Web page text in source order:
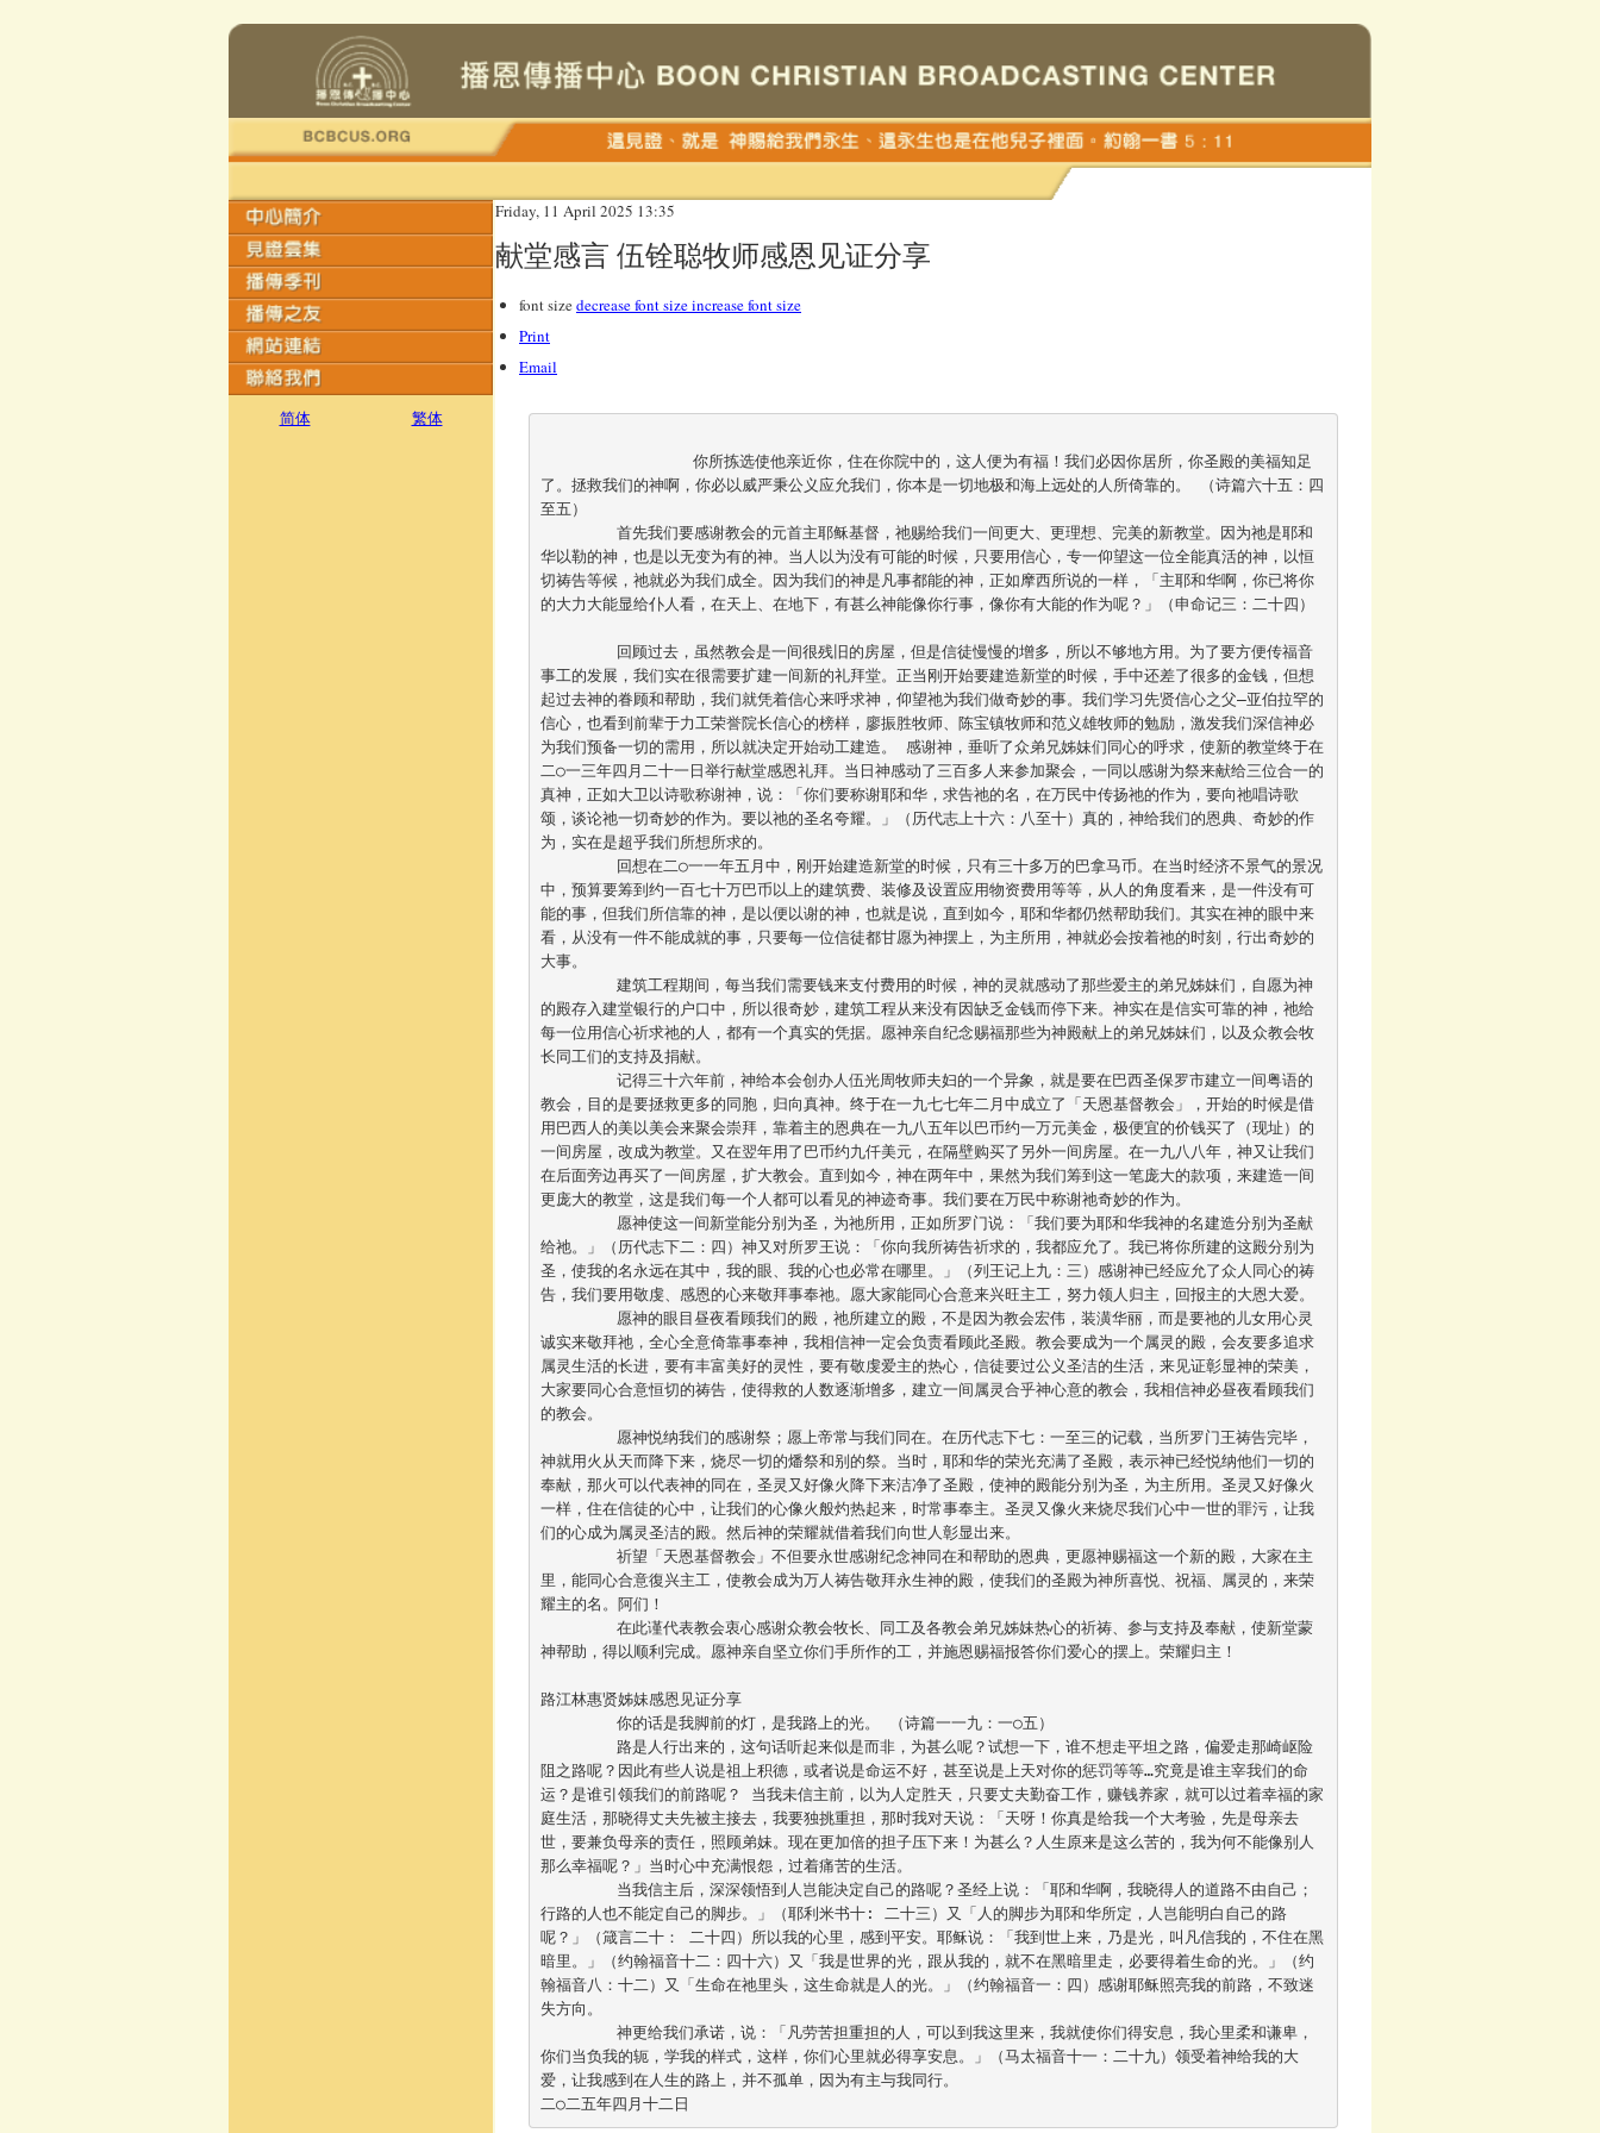
Friday, 11 April 2025 13:35
献堂感言 伍铨聪牧师感恩见证分享
font sizedecrease font sizeincrease font size
Print
Email
		你所拣选使他亲近你，住在你院中的，这人便为有福！我们必因你居所，你圣殿的美福知足
了。拯救我们的神啊，你必以威严秉公义应允我们，你本是一切地极和海上远处的人所倚靠的。 （诗篇六十五：四
至五）
	首先我们要感谢教会的元首主耶稣基督，祂赐给我们一间更大、更理想、完美的新教堂。因为祂是耶和
华以勒的神，也是以无变为有的神。当人以为没有可能的时候，只要用信心，专一仰望这一位全能真活的神，以恒
切祷告等候，祂就必为我们成全。因为我们的神是凡事都能的神，正如摩西所说的一样，「主耶和华啊，你已将你
的大力大能显给仆人看，在天上、在地下，有甚么神能像你行事，像你有大能的作为呢？」（申命记三：二十四）
事工的发展，我们实在很需要扩建一间新的礼拜堂。正当刚开始要建造新堂的时候，手中还差了很多的金钱，但想
起过去神的眷顾和帮助，我们就凭着信心来呼求神，仰望祂为我们做奇妙的事。我们学习先贤信心之父—亚伯拉罕的
信心，也看到前辈于力工荣誉院长信心的榜样，廖振胜牧师、陈宝镇牧师和范义雄牧师的勉励，激发我们深信神必
为我们预备一切的需用，所以就决定开始动工建造。 感谢神，垂听了众弟兄姊妹们同心的呼求，使新的教堂终于在
二○一三年四月二十一日举行献堂感恩礼拜。当日神感动了三百多人来参加聚会，一同以感谢为祭来献给三位合一的
真神，正如大卫以诗歌称谢神，说：「你们要称谢耶和华，求告祂的名，在万民中传扬祂的作为，要向祂唱诗歌
颂，谈论祂一切奇妙的作为。要以祂的圣名夸耀。」（历代志上十六：八至十）真的，神给我们的恩典、奇妙的作
为，实在是超乎我们所想所求的。
中，预算要筹到约一百七十万巴币以上的建筑费、装修及设置应用物资费用等等，从人的角度看来，是一件没有可
能的事，但我们所信靠的神，是以便以谢的神，也就是说，直到如今，耶和华都仍然帮助我们。其实在神的眼中来
看，从没有一件不能成就的事，只要每一位信徒都甘愿为神摆上，为主所用，神就必会按着祂的时刻，行出奇妙的
大事。
	建筑工程期间，每当我们需要钱来支付费用的时候，神的灵就感动了那些爱主的弟兄姊妹们，自愿为神
的殿存入建堂银行的户口中，所以很奇妙，建筑工程从来没有因缺乏金钱而停下来。神实在是信实可靠的神，祂给
每一位用信心祈求祂的人，都有一个真实的凭据。愿神亲自纪念赐福那些为神殿献上的弟兄姊妹们，以及众教会牧
长同工们的支持及捐献。
	记得三十六年前，神给本会创办人伍光周牧师夫妇的一个异象，就是要在巴西圣保罗市建立一间粤语的
教会，目的是要拯救更多的同胞，归向真神。终于在一九七七年二月中成立了「天恩基督教会」，开始的时候是借
用巴西人的美以美会来聚会崇拜，靠着主的恩典在一九八五年以巴币约一万元美金，极便宜的价钱买了（现址）的
一间房屋，改成为教堂。又在翌年用了巴币约九仟美元，在隔壁购买了另外一间房屋。在一九八八年，神又让我们
在后面旁边再买了一间房屋，扩大教会。直到如今，神在两年中，果然为我们筹到这一笔庞大的款项，来建造一间
更庞大的教堂，这是我们每一个人都可以看见的神迹奇事。我们要在万民中称谢祂奇妙的作为。
给祂。」（历代志下二：四）神又对所罗王说：「你向我所祷告祈求的，我都应允了。我已将你所建的这殿分别为
圣，使我的名永远在其中，我的眼、我的心也必常在哪里。」（列王记上九：三）感谢神已经应允了众人同心的祷
告，我们要用敬虔、感恩的心来敬拜事奉祂。愿大家能同心合意来兴旺主工，努力领人归主，回报主的大恩大爱。
诚实来敬拜祂，全心全意倚靠事奉神，我相信神一定会负责看顾此圣殿。教会要成为一个属灵的殿，会友要多追求
属灵生活的长进，要有丰富美好的灵性，要有敬虔爱主的热心，信徒要过公义圣洁的生活，来见证彰显神的荣美，
大家要同心合意恒切的祷告，使得救的人数逐渐增多，建立一间属灵合乎神心意的教会，我相信神必昼夜看顾我们
的教会。
神就用火从天而降下来，烧尽一切的燔祭和别的祭。当时，耶和华的荣光充满了圣殿，表示神已经悦纳他们一切的
奉献，那火可以代表神的同在，圣灵又好像火降下来洁净了圣殿，使神的殿能分别为圣，为主所用。圣灵又好像火
一样，住在信徒的心中，让我们的心像火般灼热起来，时常事奉主。圣灵又像火来烧尽我们心中一世的罪污，让我
们的心成为属灵圣洁的殿。然后神的荣耀就借着我们向世人彰显出来。
	祈望「天恩基督教会」不但要永世感谢纪念神同在和帮助的恩典，更愿神赐福这一个新的殿，大家在主
里，能同心合意復兴主工，使教会成为万人祷告敬拜永生神的殿，使我们的圣殿为神所喜悦、祝福、属灵的，来荣
耀主的名。阿们！
	在此谨代表教会衷心感谢众教会牧长、同工及各教会弟兄姊妹热心的祈祷、参与支持及奉献，使新堂蒙
神帮助，得以顺利完成。愿神亲自坚立你们手所作的工，并施恩赐福报答你们爱心的摆上。荣耀归主！
路江林惠贤姊妹感恩见证分享
	你的话是我脚前的灯，是我路上的光。 （诗篇一一九：一○五）
阻之路呢？因此有些人说是祖上积德，或者说是命运不好，甚至说是上天对你的惩罚等等…究竟是谁主宰我们的命
运？是谁引领我们的前路呢？ 当我未信主前，以为人定胜天，只要丈夫勤奋工作，赚钱养家，就可以过着幸福的家
庭生活，那晓得丈夫先被主接去，我要独挑重担，那时我对天说：「天呀！你真是给我一个大考验，先是母亲去
世，要兼负母亲的责任，照顾弟妹。现在更加倍的担子压下来！为甚么？人生原来是这么苦的，我为何不能像别人
那么幸福呢？」当时心中充满恨怨，过着痛苦的生活。
行路的人也不能定自己的脚步。」（耶利米书十: 二十三）又「人的脚步为耶和华所定，人岂能明白自己的路
呢？」（箴言二十： 二十四）所以我的心里，感到平安。耶稣说：「我到世上来，乃是光，叫凡信我的，不住在黑
暗里。」（约翰福音十二：四十六）又「我是世界的光，跟从我的，就不在黑暗里走，必要得着生命的光。」（约
翰福音八：十二）又「生命在祂里头，这生命就是人的光。」（约翰福音一：四）感谢耶稣照亮我的前路，不致迷
失方向。
	神更给我们承诺，说：「凡劳苦担重担的人，可以到我这里来，我就使你们得安息，我心里柔和谦卑，
你们当负我的轭，学我的样式，这样，你们心里就必得享安息。」（马太福音十一：二十九）领受着神给我的大
爱，让我感到在人生的路上，并不孤单，因为有主与我同行。
二○二五年四月十二日
简体 繁体